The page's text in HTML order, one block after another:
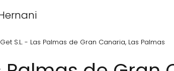
Get S.L. - Las Palmas de Gran Canaria, Las Palmas